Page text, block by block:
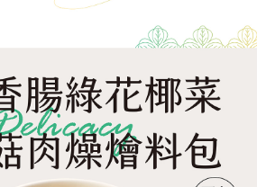
有限公司提供之「AFTEE先享後付」服務完成之交
圍內提供個人資料，並將交易相關給付款項請求債
宜，請瀏覽以下網址：
先徵得法定代理人或監護人之同意方可使用
未經同意申辦者引起之損失，本公司不負相關責
付」時，將依據個別帳號之用戶狀況，依本公司即
度；若仍有額度不足之情形，本公司將視審查結果